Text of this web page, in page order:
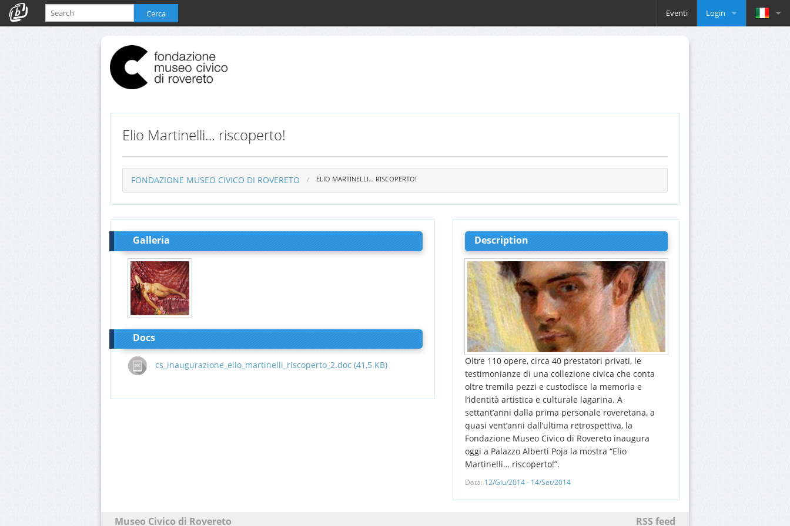
Cerca Eventi Login
Elio Martinelli… riscoperto!
FONDAZIONE MUSEO CIVICO DI ROVERETO ELIO MARTINELLI… RISCOPERTO!
Galleria
Docs
cs_inaugurazione_elio_martinelli_riscoperto_2.doc (41,5 KB)
Description
Oltre 110 opere, circa 40 prestatori privati, le
testimonianze di una collezione civica che conta
oltre tremila pezzi e custodisce la memoria e
l’identità artistica e culturale lagarina. A
settant’anni dalla prima personale roveretana, a
quasi vent’anni dall’ultima retrospettiva, la
Fondazione Museo Civico di Rovereto inaugura
oggi a Palazzo Alberti Poja la mostra “Elio
Martinelli… riscoperto!”.
Data: 12/Giu/2014 - 14/Set/2014
Museo Civico di Rovereto RSS feed